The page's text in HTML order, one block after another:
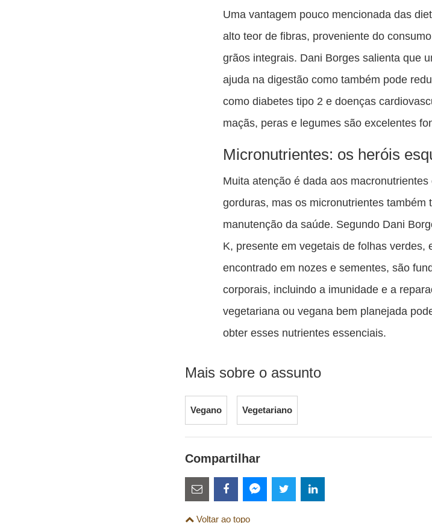
Uma vantagem pouco mencionada das
alto teor de fibras, proveniente do
grãos integrais. Dani Borges salienta que
ajuda na digestão como também pode
como diabetes tipo 2 e doenças
maçãs, peras e legumes são excelentes
Micronutrientes: os heróis
Muita atenção é dada aos
gorduras, mas os micronutrientes também
manutenção da saúde. Segundo Dani
K, presente em vegetais de folhas verdes,
encontrado em nozes e sementes, são
corporais, incluindo a imunidade e a
vegetariana ou vegana bem planejada
obter esses nutrientes essenciais.
Mais sobre o assunto
Vegano Vegetariano
Compartilhar
Estes
links
Voltar ao topo